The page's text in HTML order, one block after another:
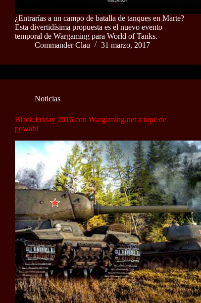
¿Entrarías a un campo de batalla de tanques en Marte?
Esta divertidísima propuesta es el nuevo evento
temporal de Wargaming para World of Tanks.
Commander Clau
31 marzo, 2017
Noticias
Black Friday 2016 con Wargaming.net a tope de
powah!